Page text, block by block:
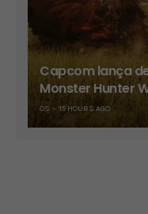
Capcom lança
Monster Hunter
OS 15 HOURS AGO